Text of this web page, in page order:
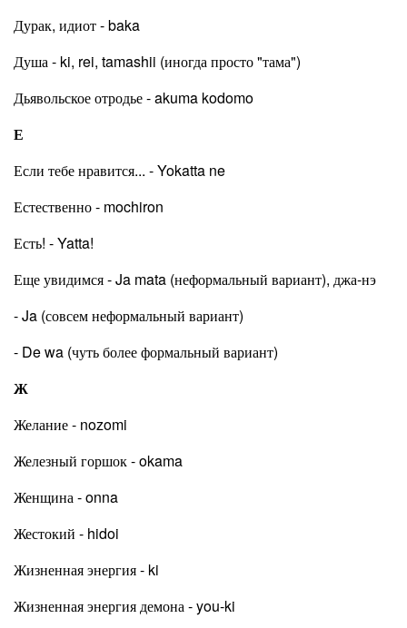
Дурак, идиот - baka
Душа - ki, rei, tamashii (иногда просто "тама")
Дьявольское отродье - akuma kodomo
Е
Если тебе нравится... - Yokatta ne
Естественно - mochiron
Есть! - Yatta!
Еще увидимся - Ja mata (неформальный вариант), джа-нэ
- Ja (совсем неформальный вариант)
- De wa (чуть более формальный вариант)
Ж
Желание - nozomi
Железный горшок - okama
Женщина - onna
Жестокий - hidoi
Жизненная энергия - ki
Жизненная энергия демона - you-ki